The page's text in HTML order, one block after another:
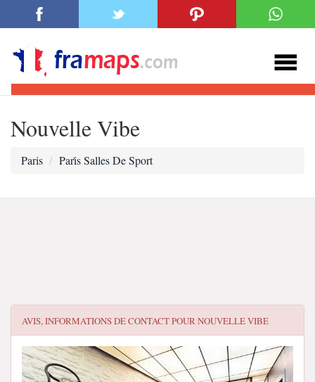
Nouvelle Vibe
Paris Pari̇s Salles De Sport
AVIS, INFORMATIONS DE CONTACT POURNOUVELLE VIBE